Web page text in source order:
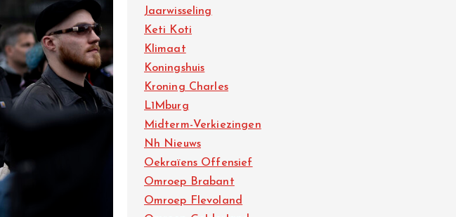
Jaarwisseling
Keti Koti
Klimaat
Koningshuis
Kroning Charles
L1Mburg
Midterm-Verkiezingen
Nh Nieuws
Oekraïens Offensief
Omroep Brabant
Omroep Flevoland